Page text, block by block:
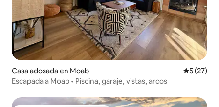
Casa adosada en Moab
5 (27)
Escapada a Moab • Piscina, garaje, vistas, arcos